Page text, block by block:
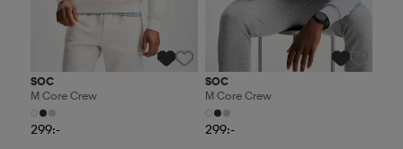
SOC
M Core Crew
299:-
SOC
M Core Crew
299:-